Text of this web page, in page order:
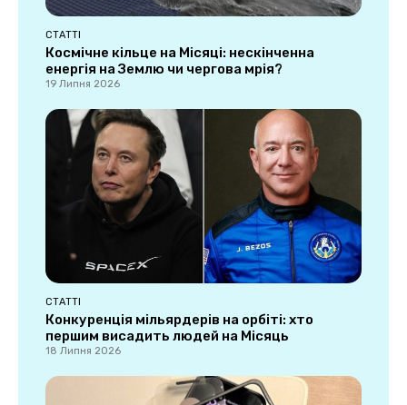
СТАТТІ
Космічне кільце на Місяці: нескінченна
енергія на Землю чи чергова мрія?
19 Липня 2026
СТАТТІ
Конкуренція мільярдерів на орбіті: хто
першим висадить людей на Місяць
18 Липня 2026